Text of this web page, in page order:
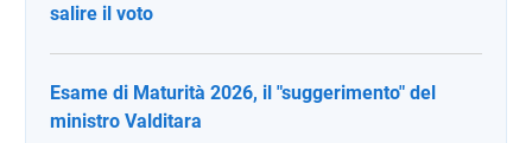
salire il voto
Esame di Maturità 2026, il "suggerimento" del
ministro Valditara